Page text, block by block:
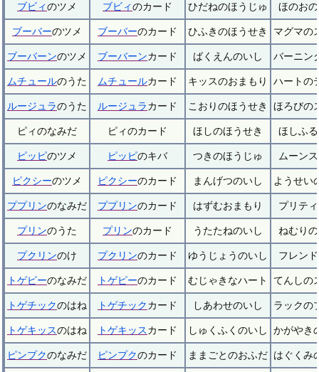
ブビィのツメ ブビィのカード ひだねのほうじゅ ほのお
ブーバーのツメ ブーバーのカード ひふきのほうせき マグマの
ブーバーンのツメ ブーバーンカード ばくえんのいし バーニン
ムチュールのうた ムチュールカード キッスのおまもり ハートの
ルージュラのうた ルージュラカード こおりのほうせき ほろびの
ピィのなみだ ピィのカード ほしのほうせき ほしふ
ピッピのツメ ピッピのキバ つきのほうじゅ ムーン
ピクシーのツメ ピクシーのカード まんげつのいし ようせい
ププリンのなみだ ププリンのカード はずむおまもり プリテ
プリンのうた プリンのカード うたたねのいし ねむり
プクリンのけ プクリンのカード ゆうじょうのいし フレン
トゲピーのなみだ トゲピーのカード むじゃきなハート てんしの
トゲチックのはね トゲチックカード しあわせのいし ラックの
トゲキッスのはね トゲキッスカード しゅくふくのいし かがやき
ピンプクのなみだ ピンプクのカード ままごとのおふだ はぐくみ